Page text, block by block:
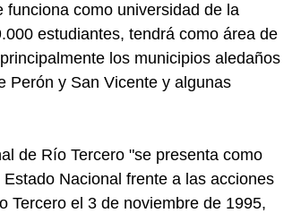
como universidad de la
estudiantes, tendrá como área de
los municipios aledaños
Perón y San Vicente y algunas
de Río Tercero "se presenta como
Nacional frente a las acciones
Tercero el 3 de noviembre de 1995,